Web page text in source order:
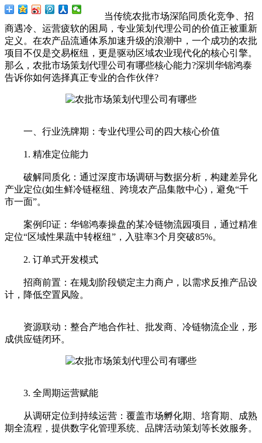
当传统农批市场深陷同质化竞争、招
商遇冷、运营疲软的困局，专业策划代理公司的价值正被重新
定义。在农产品流通体系加速升级的浪潮中，一个成功的农批
项目不仅是交易枢纽，更是驱动区域农业现代化的核心引擎。
那么，农批市场策划代理公司有哪些核心能力?深圳华锦鸿泰
告诉你如何选择真正专业的合作伙伴?
一、行业洗牌期：专业代理公司的四大核心价值
1. 精准定位能力
破解同质化：通过深度市场调研与数据分析，构建差异化
产业定位(如生鲜冷链枢纽、跨境农产品集散中心)，避免“千
市一面”。
案例印证：华锦鸿泰操盘的某冷链物流园项目，通过精准
定位“区域性果蔬中转枢纽”，入驻率3个月突破85%。
2. 订单式开发模式
招商前置：在规划阶段锁定主力商户，以需求反推产品设
计，降低空置风险。
资源联动：整合产地合作社、批发商、冷链物流企业，形
成供应链闭环。
3. 全周期运营赋能
从调研定位到持续运营：覆盖市场孵化期、培育期、成熟
期全流程，提供数字化管理系统、品牌活动策划等长效服务。